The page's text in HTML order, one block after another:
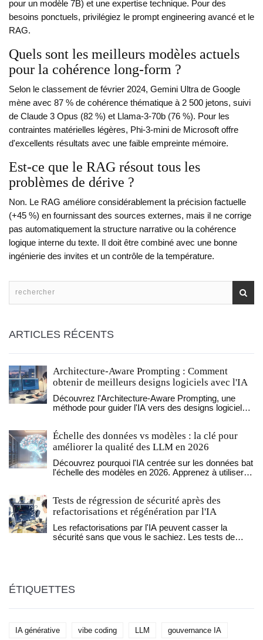
pour un modèle 7B) et une expertise technique. Pour des
besoins ponctuels, privilégiez le prompt engineering avancé et le
RAG.
Quels sont les meilleurs modèles actuels
pour la cohérence long-form ?
Selon le classement de février 2024, Gemini Ultra de Google
mène avec 87 % de cohérence thématique à 2 500 jetons, suivi
de Claude 3 Opus (82 %) et Llama-3-70b (76 %). Pour les
contraintes matérielles légères, Phi-3-mini de Microsoft offre
d'excellents résultats avec une faible empreinte mémoire.
Est-ce que le RAG résout tous les
problèmes de dérive ?
Non. Le RAG améliore considérablement la précision factuelle
(+45 %) en fournissant des sources externes, mais il ne corrige
pas automatiquement la structure narrative ou la cohérence
logique interne du texte. Il doit être combiné avec une bonne
ingénierie des invites et un contrôle de la température.
ARTICLES RÉCENTS
Architecture-Aware Prompting : Comment
obtenir de meilleurs designs logiciels avec l'IA
Découvrez l'Architecture-Aware Prompting, une
méthode pour guider l'IA vers des designs logiciels
utiliser Claude pour la vérification multi-agents et
éviter les pièges architecturaux courants.
Échelle des données vs modèles : la clé pour
améliorer la qualité des LLM en 2026
Découvrez pourquoi l'IA centrée sur les données bat
l'échelle des modèles en 2026. Apprenez à utiliser la
Tests de régression de sécurité après des
refactorisations et régénération par l'IA
Les refactorisations par l'IA peuvent casser la
sécurité sans que vous le sachiez. Les tests de
ÉTIQUETTES
IA générative vibe coding LLM gouvernance IA